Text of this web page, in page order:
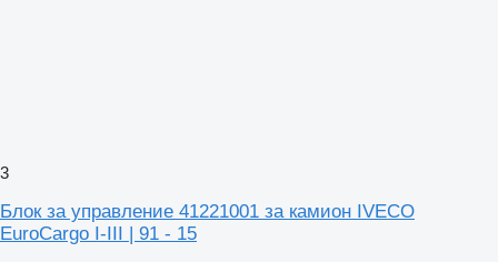
3
Блок за управление 41221001 за камион IVECO
EuroCargo I-III | 91 - 15